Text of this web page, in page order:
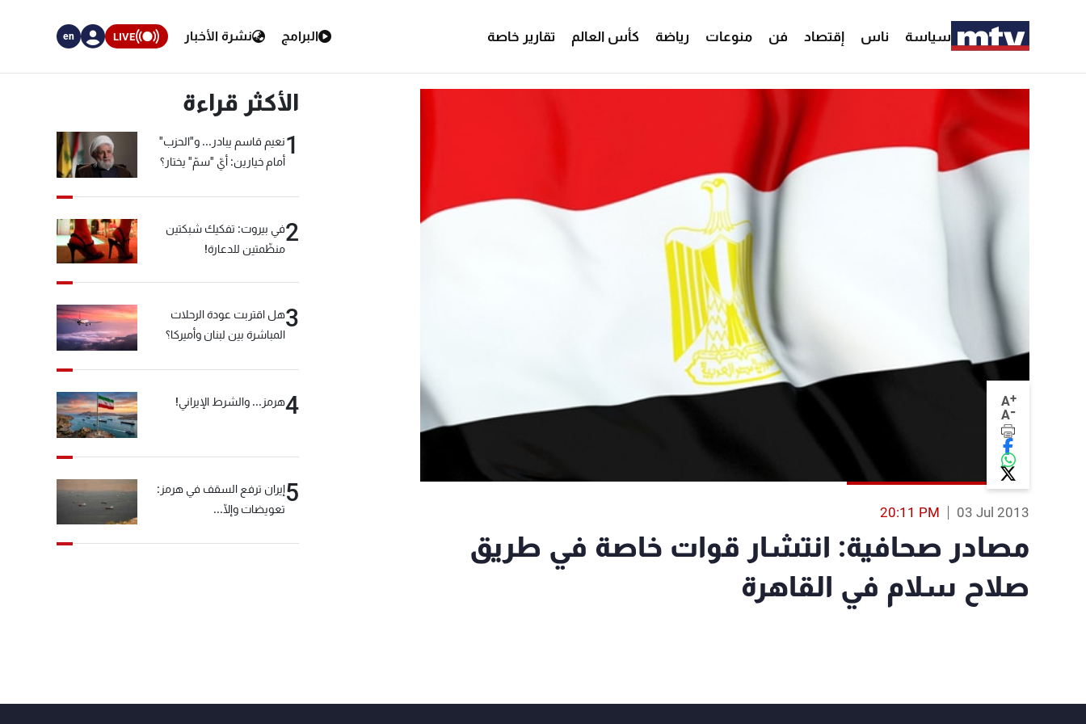
سياسة ناس إقتصاد فن منوعات رياضة كأس العالم تقارير خاصة البرامج نشرة الأخبار LIVE
en
A+
A-
03 Jul 2013
20:11 PM
مصادر صحافية: انتشار قوات خاصة في طريق
صلاح سلام في القاهرة
الأكثر قراءة
1نعيم قاسم يبادر... و"الحزب"
أمام خيارين: أيّ "سمّ" يختار؟
2في بيروت: تفكيك شبكتين
منظّمتين للدعارة!
3هل اقتربت عودة الرحلات
المباشرة بين لبنان وأميركا؟
4هرمز... والشرط الإيراني!
5إيران ترفع السقف في هرمز:
تعويضات وإلّا...